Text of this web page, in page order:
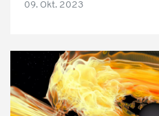
09. Okt. 2023